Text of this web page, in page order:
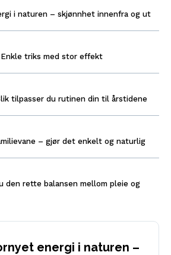
i naturen – skjønnhet innenfra og ut
triks med stor effekt
tilpasser du rutinen din til årstidene
– gjør det enkelt og naturlig
den rette balansen mellom pleie og
energi i naturen –